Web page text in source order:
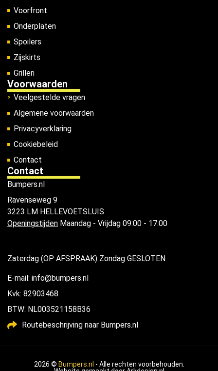
Voorfront
Onderplaten
Spoilers
Zijskirts
Grillen
Voorwaarden
Veelgestelde vragen
Algemene voorwaarden
Privacyverklaring
Cookiebeleid
Contact
Contact
Bumpers.nl
Ravenseweg 9
3223 LM HELLEVOETSLUIS
Openingstijden Maandag - Vrijdag 09:00 - 17:00
Zaterdag (OP AFSPRAAK) Zondag GESLOTEN
E-mail: info@bumpers.nl
Kvk: 82903468
BTW: NL003521158B36
Routebeschrijving naar Bumpers.nl
2026 © Bumpers.nl - Alle rechten voorbehouden.